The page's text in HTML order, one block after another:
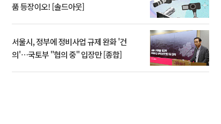
품 등장이오! [솔드아웃]
서울시, 정부에 정비사업 규제 완화 '건
의'⋯국토부 "협의 중" 입장만 [종합]